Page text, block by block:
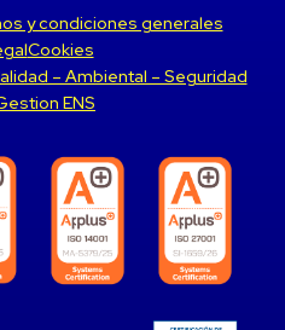
y condiciones generales
Cookies
– Ambiental – Seguridad
ENS